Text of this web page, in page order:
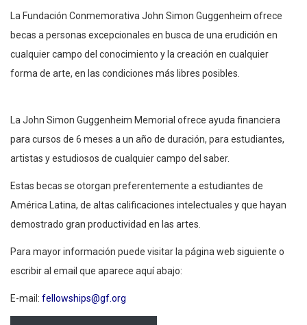
La Fundación Conmemorativa John Simon Guggenheim ofrece
becas a personas excepcionales en busca de una erudición en
cualquier campo del conocimiento y la creación en cualquier
forma de arte, en las condiciones más libres posibles.
La John Simon Guggenheim Memorial ofrece ayuda financiera
para cursos de 6 meses a un año de duración, para estudiantes,
artistas y estudiosos de cualquier campo del saber.
Estas becas se otorgan preferentemente a estudiantes de
América Latina, de altas calificaciones intelectuales y que hayan
demostrado gran productividad en las artes.
Para mayor información puede visitar la página web siguiente o
escribir al email que aparece aquí abajo:
E-mail: fellowships@gf.org